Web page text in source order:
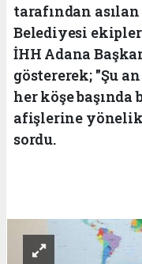
tarafından
Belediyesi
İHH Adana
göstererek; "Şu
her köşe başında
afişlerine yönelik
sordu.